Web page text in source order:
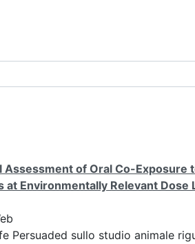
Assessment of Oral Co-Exposure
at Environmentally Relevant
Persuaded sullo studio animale